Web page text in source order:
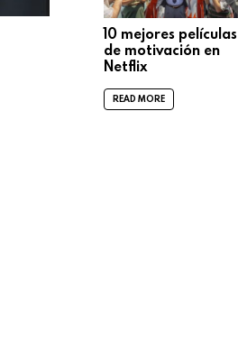
10 mejores películas
de motivación en
Netflix
READ MORE